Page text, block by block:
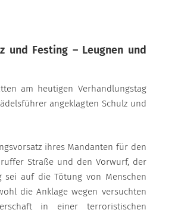
und Festing – Leugnen und
am heutigen Verhandlungstag
angeklagten Schulz und
ihres Mandanten für den
Straße und den Vorwurf, der
sei auf die Tötung von Menschen
die Anklage wegen versuchten
in einer terroristischen